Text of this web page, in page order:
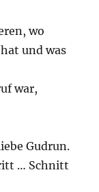
wo
und was
war,
Gudrun.
… Schnitt